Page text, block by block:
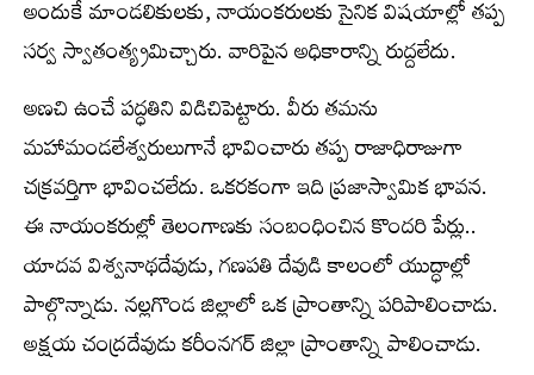
అందుకే మాండలికులకు, నాయంకరులకు సైనిక విషయాల్లో తప్ప
సర్వ స్వాతంత్య్రమిచ్చారు. వారిపైన అధికారాన్ని రుద్దలేదు.
అణచి ఉంచే పద్ధతిని విడిచిపెట్టారు. వీరు తమను
మహామండలేశ్వరులుగానే భావించారు తప్ప రాజాధిరాజుగా
చక్రవర్తిగా భావించలేదు. ఒకరకంగా ఇది ప్రజాస్వామిక భావన.
ఈ నాయంకరుల్లో తెలంగాణకు సంబంధించిన కొందరి పేర్లు..
యాదవ విశ్వనాథదేవుడు, గణపతి దేవుడి కాలంలో యుద్ధాల్లో
పాల్గొన్నాడు. నల్లగొండ జిల్లాలో ఒక ప్రాంతాన్ని పరిపాలించాడు.
అక్షయ చంద్రదేవుడు కరీంనగర్ జిల్లా ప్రాంతాన్ని పాలించాడు.